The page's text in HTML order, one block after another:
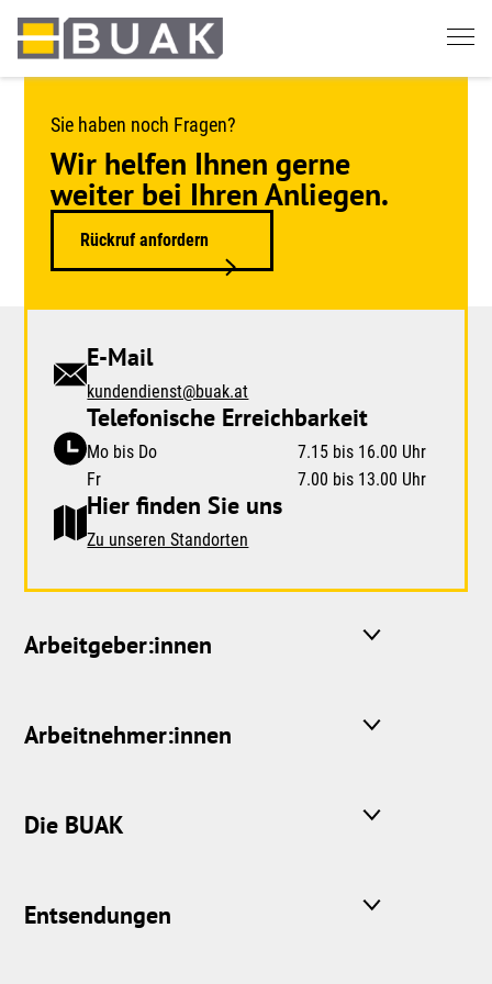
Springe
zum
Sie haben noch Fragen?
Wir helfen Ihnen gerne
weiter bei Ihren Anliegen.
Rückruf anfordern
E-Mail
kundendienst@buak.at
Telefonische Erreichbarkeit
Mo bis Do
7.15 bis 16.00 Uhr
Fr
7.00 bis 13.00 Uhr
Hier finden Sie uns
Zu unseren Standorten
Arbeitgeber:innen
Arbeitnehmer:innen
Die BUAK
Entsendungen